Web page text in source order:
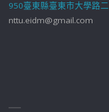
950臺東縣臺東市大學路
nttu.eidm@gmail.com